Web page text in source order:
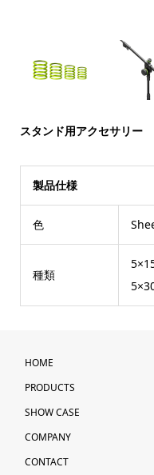
スタンド用アクセサリー
製品仕様
色
種類
HOME
PRODUCTS
SHOW CASE
COMPANY
CONTACT